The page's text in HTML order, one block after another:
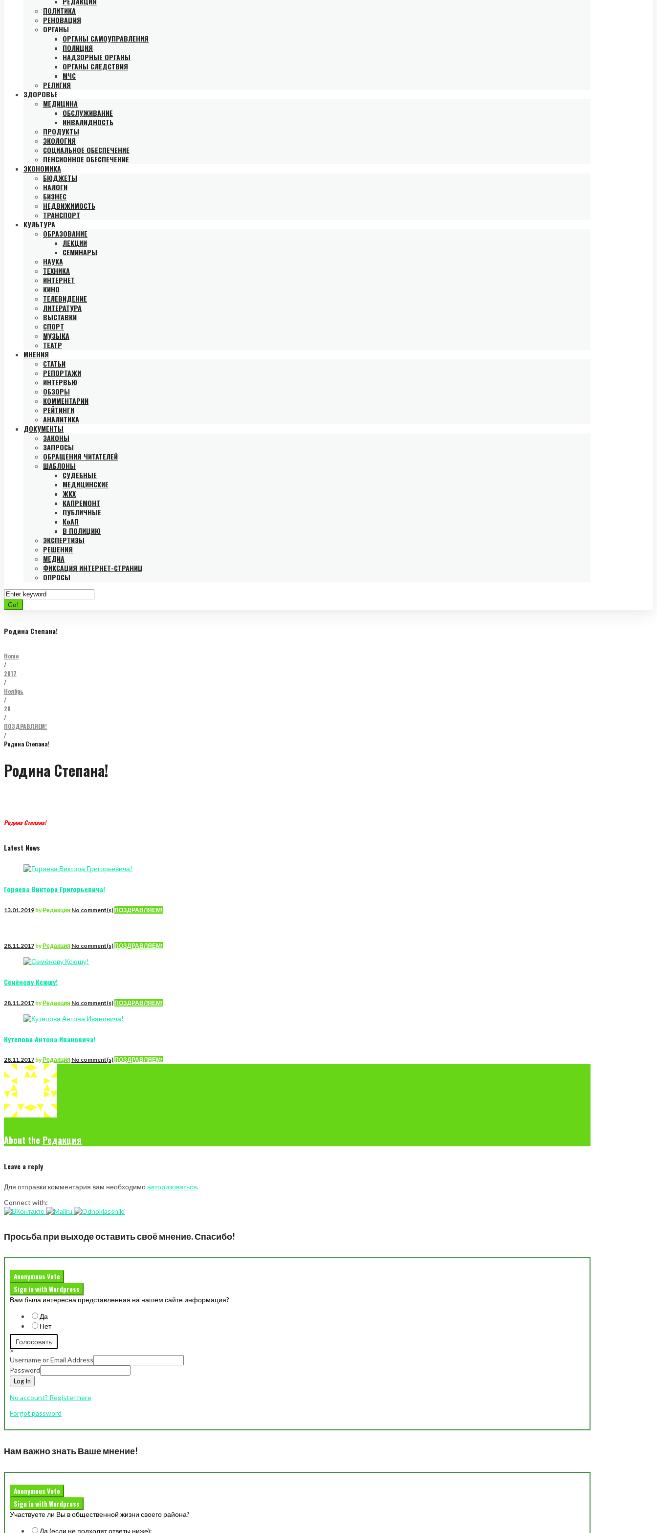
ПОЛИТИКА
РЕНОВАЦИЯ
ОРГАНЫ
ОРГАНЫ САМОУПРАВЛЕНИЯ
ПОЛИЦИЯ
НАДЗОРНЫЕ ОРГАНЫ
ОРГАНЫ СЛЕДСТВИЯ
МЧС
РЕЛИГИЯ
ЗДОРОВЬЕ
МЕДИЦИНА
ОБСЛУЖИВАНИЕ
ИНВАЛИДНОСТЬ
ПРОДУКТЫ
ЭКОЛОГИЯ
СОЦИАЛЬНОЕ ОБЕСПЕЧЕНИЕ
ПЕНСИОННОЕ ОБЕСПЕЧЕНИЕ
ЭКОНОМИКА
БЮДЖЕТЫ
НАЛОГИ
БИЗНЕС
НЕДВИЖИМОСТЬ
ТРАНСПОРТ
КУЛЬТУРА
ОБРАЗОВАНИЕ
ЛЕКЦИИ
СЕМИНАРЫ
НАУКА
ТЕХНИКА
ИНТЕРНЕТ
КИНО
ТЕЛЕВИДЕНИЕ
ЛИТЕРАТУРА
ВЫСТАВКИ
СПОРТ
МУЗЫКА
ТЕАТР
МНЕНИЯ
СТАТЬИ
РЕПОРТАЖИ
ИНТЕРВЬЮ
ОБЗОРЫ
КОММЕНТАРИИ
РЕЙТИНГИ
АНАЛИТИКА
ДОКУМЕНТЫ
ЗАКОНЫ
ЗАПРОСЫ
ОБРАЩЕНИЯ ЧИТАТЕЛЕЙ
ШАБЛОНЫ
СУДЕБНЫЕ
МЕДИЦИНСКИЕ
ЖКХ
КАПРЕМОНТ
ПУБЛИЧНЫЕ
КоАП
В ПОЛИЦИЮ
ЭКСПЕРТИЗЫ
РЕШЕНИЯ
МЕДИА
ФИКСАЦИЯ ИНТЕРНЕТ-СТРАНИЦ
ОПРОСЫ
Search
for:
Go!
Родина Степана!
Home
/
2017
/
Ноябрь
/
28
/
ПОЗДРАВЛЯЕМ!
/
Родина Степана!
Родина Степана!
Родина Степана!
Latest News
Горяева Виктора Григорьевича!
13.01.2019 byРедакция No comment(s)ПОЗДРАВЛЯЕМ!
28.11.2017 byРедакция No comment(s)ПОЗДРАВЛЯЕМ!
Семёнову Ксюшу!
28.11.2017 byРедакция No comment(s)ПОЗДРАВЛЯЕМ!
Кутепова Антона Ивановича!
28.11.2017 byРедакция No comment(s)ПОЗДРАВЛЯЕМ!
About the Редакция
Leave a reply
Для отправки комментария вам необходимоавторизоваться.
Connect with:
Просьба при выходе оставить своё мнение. Спасибо!
Anonymous Vote
Sign in with Wordpress
Вам была интересна представленная на нашем сайте информация?
Да
Нет
Голосовать
×
Username or Email Address
Password
Log In
No account? Register here
Forgot password
Нам важно знать Ваше мнение!
Anonymous Vote
Sign in with Wordpress
Участвуете ли Вы в общественной жизни своего района?
Да (если не подходят ответы ниже):